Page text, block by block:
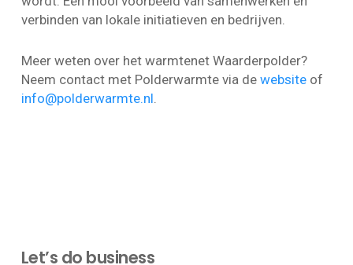
verbinden van lokale initiatieven en bedrijven.
Meer weten over het warmtenet Waarderpolder?
Neem contact met Polderwarmte via de websiteof
info@polderwarmte.nl
Let’s do business